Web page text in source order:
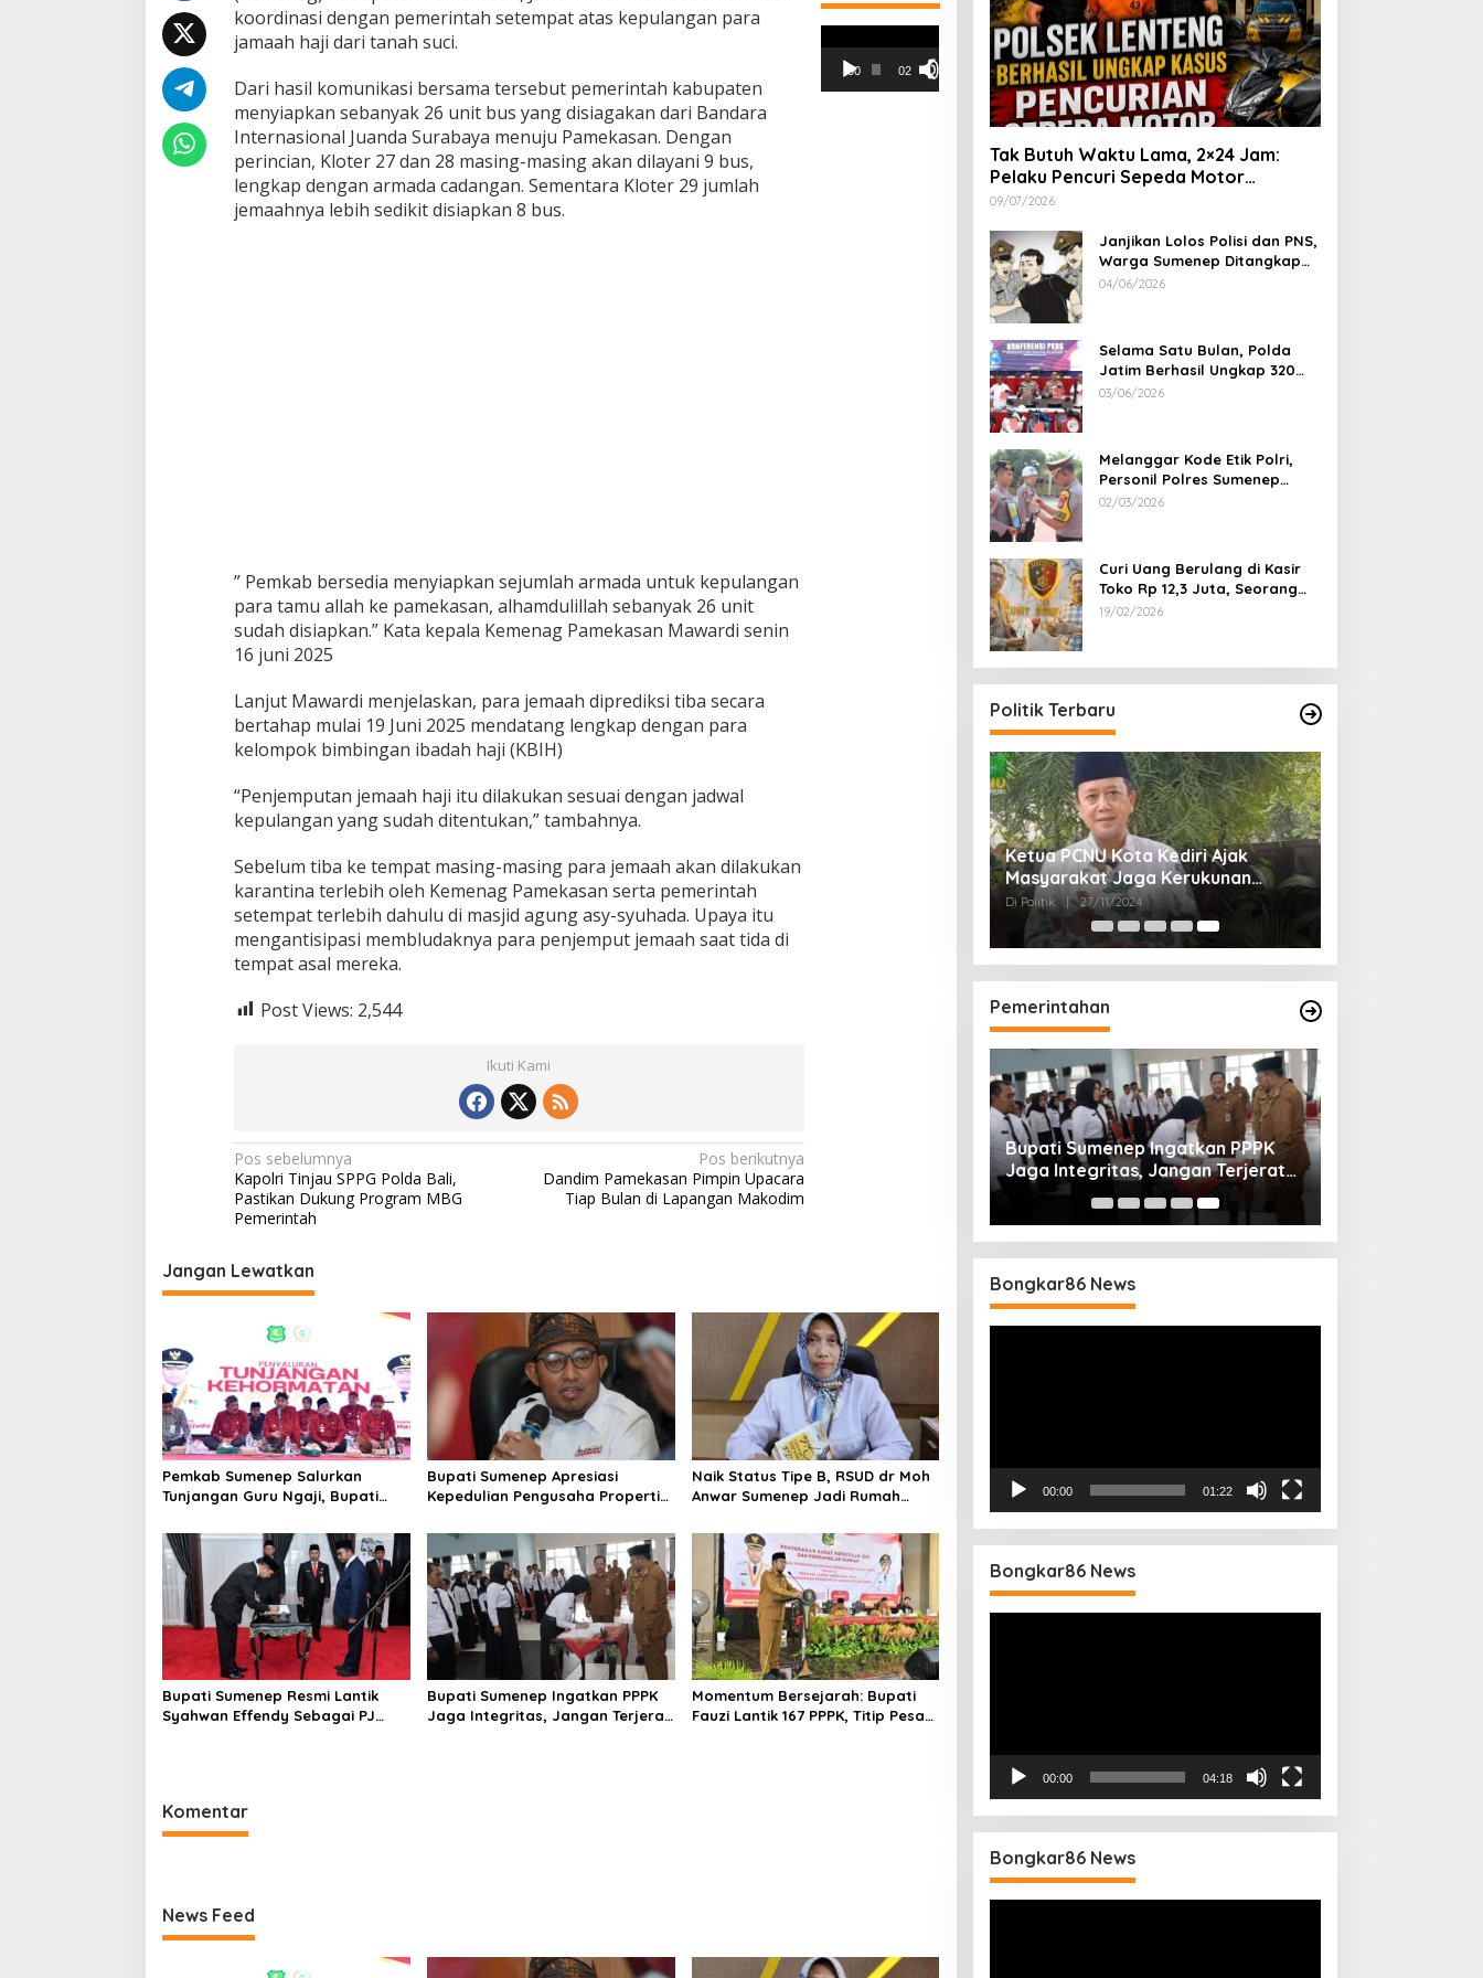
a
U
n
t
u
k
P
e
j
e
koordinasi dengan pemerintah setempat atas kepulangan para
jamaah haji dari tanah suci.
Dari hasil komunikasi bersama tersebut pemerintah kabupaten
menyiapkan sebanyak 26 unit bus yang disiagakan dari Bandara
Internasional Juanda Surabaya menuju Pamekasan. Dengan
perincian, Kloter 27 dan 28 masing-masing akan dilayani 9 bus,
lengkap dengan armada cadangan. Sementara Kloter 29 jumlah
jemaahnya lebih sedikit disiapkan 8 bus.
” Pemkab bersedia menyiapkan sejumlah armada untuk kepulangan
para tamu allah ke pamekasan, alhamdulillah sebanyak 26 unit
sudah disiapkan.” Kata kepala Kemenag Pamekasan Mawardi senin
16 juni 2025
Lanjut Mawardi menjelaskan, para jemaah diprediksi tiba secara
bertahap mulai 19 Juni 2025 mendatang lengkap dengan para
kelompok bimbingan ibadah haji (KBIH)
“Penjemputan jemaah haji itu dilakukan sesuai dengan jadwal
kepulangan yang sudah ditentukan,” tambahnya.
Sebelum tiba ke tempat masing-masing para jemaah akan dilakukan
karantina terlebih oleh Kemenag Pamekasan serta pemerintah
setempat terlebih dahulu di masjid agung asy-syuhada. Upaya itu
mengantisipasi membludaknya para penjemput jemaah saat tida di
tempat asal mereka.
Post Views: 2,544
Ikuti Kami
N
a
v
i
g
i
p
o
s
Pos sebelumnya
Kapolri Tinjau SPPG Polda Bali,
Pastikan Dukung Program MBG
Pemerintah
Pos berikutnya
Dandim Pamekasan Pimpin Upacara
Tiap Bulan di Lapangan Makodim
Video
00:00 02:42
Jangan Lewatkan
Pemkab Sumenep Salurkan
Tunjangan Guru Ngaji, Bupati
Strategis Bangun Akhlak
Generasi
Bupati Sumenep Apresiasi
Kepedulian Pengusaha Properti
Naik Status Tipe B, RSUD dr Moh
Anwar Sumenep Jadi Rumah
Bupati Sumenep Resmi Lantik
Syahwan Effendy Sebagai PJ
Bupati Sumenep Ingatkan PPPK
Jaga Integritas, Jangan Terjerat
Momentum Bersejarah: Bupati
Fauzi Lantik 167 PPPK, Titip Pesan
Komentar
News Feed
Tak Butuh Waktu Lama, 2×24 Jam:
Pelaku Pencuri Sepeda Motor
Langsung Diringkus Polsek Lenteng di
09/07/2026
Janjikan Lolos Polisi dan PNS,
Warga Sumenep Ditangkap
Polres Sampang, Korban Rugi
04/06/2026
Selama Satu Bulan, Polda
Jatim Berhasil Ungkap 320
Kasus Kejahatan Jalanan, BB
03/06/2026
Melanggar Kode Etik Polri,
Personil Polres Sumenep
Dipecat
02/03/2026
Curi Uang Berulang di Kasir
Toko Rp 12,3 Juta, Seorang
Pemuda Diamankan Tim
19/02/2026
Politik Terbaru
PWNU Jateng Apresiasi Pilkada
Berjalan Damai, Gus Rozin:
Cerminan Kedewasaan Politik
Belum Diumumkan KPU
Pamekasan, Pasangan Kharisma
Deklarasi Kemenangan
Di Politik | 27/11/2024
KH Imam Hasyim Nyoblos di TPS
002 Desa Aengbaja Raja,
Berharap Pilkada Berjalan Damai
Di Politik | 27/11/2024
Ketua PCNU Kota Kediri Ajak
Masyarakat Jaga Kerukunan
Gunakan Hak Pilih di Pilkada 2024
Di Politik | 27/11/2024
Pemerintahan
Bupati Sumenep Apresiasi
Kepedulian Pengusaha Properti
Naik Status Tipe B, RSUD dr Moh
Anwar Sumenep Jadi Rumah Sakit
Rujukan Berjenjang
Bupati Sumenep Resmi Lantik
Syahwan Effendy Sebagai PJ
Sekda
Bupati Sumenep Ingatkan PPPK
Jaga Integritas, Jangan Terjerat
Perselingkuhan dan Judi Online
Bongkar86 News
00:00 01:22
Bongkar86 News
00:00 04:18
Bongkar86 News